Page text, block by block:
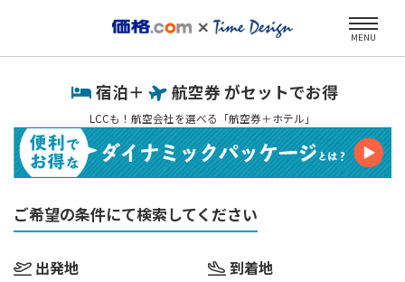
MENU
宿泊＋ 航空券 がセットでお得
LCCも！航空会社を選べる「航空券＋ホテル」
ご希望の条件にて検索してください
出発地 到着地